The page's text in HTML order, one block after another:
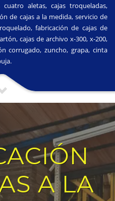
aletas, cajas troqueladas,
de cajas a la medida, servicio de
fabricación de cajas de
cajas de archivo x-300, x-200,
corrugado, zuncho, grapa, cinta
A LA